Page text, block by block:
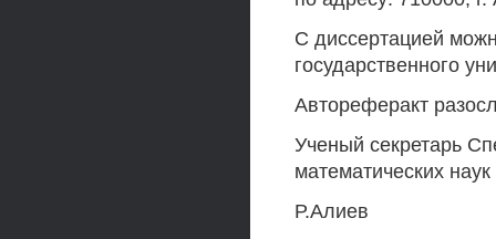
С диссертацией
государственного
Автореферакт
Ученый секретарь
математических наук
Р.Алиев